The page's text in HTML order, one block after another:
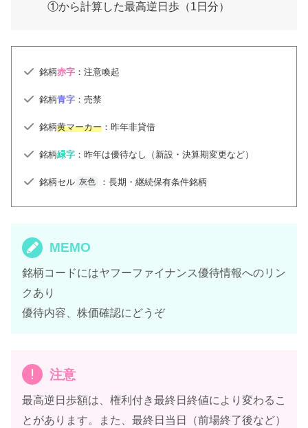
①から計算した最高逆日歩（1日分）
銘柄赤字 ：注意喚起
銘柄青字 ：売禁
銘柄黄マーカー ：昨年非貸借
銘柄緑字 ：昨年は優待なし（新設・決算期変更など）
銘柄セル 灰色 ：長期・継続保有条件銘柄
MEMO
銘柄コードにはヤフーファイナンス優待情報へのリン
クあり
優待内容、株価確認にどうぞ
注意
最高逆日歩額は、権利付き最終日終値により変わるこ
とがあります。また、最終日当日（前場終了後など）